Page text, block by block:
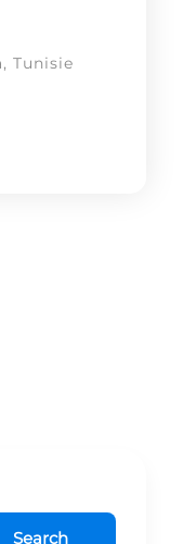
Tunisie
Search